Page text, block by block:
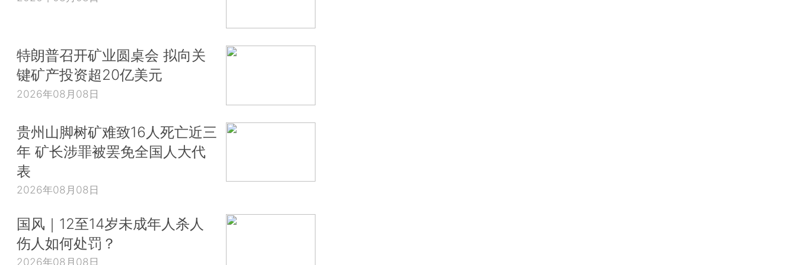
特朗普召开矿业圆桌会 拟向关
键矿产投资超20亿美元
2026年08月08日
贵州山脚树矿难致16人死亡近三
年 矿长涉罪被罢免全国人大代
表
2026年08月08日
国风｜12至14岁未成年人杀人
伤人如何处罚？
2026年08月08日